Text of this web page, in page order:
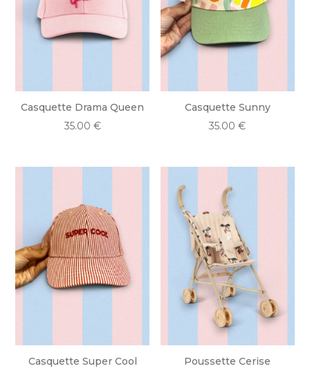
Casquette Drama Queen
35.00 €
Casquette Sunny
35.00€
Casquette Super Cool
Poussette Cerise